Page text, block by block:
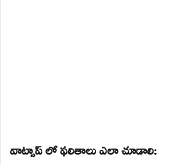
వాట్సాప్ లో ఫలితాలు ఎలా చూడాలి: